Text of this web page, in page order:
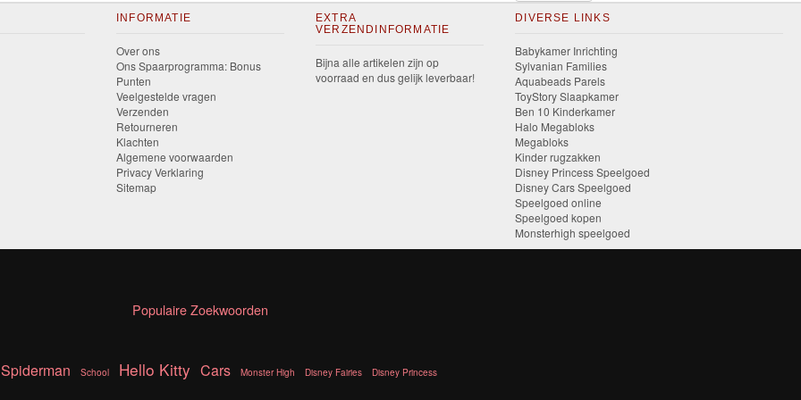
INFORMATIE
Over ons
Ons Spaarprogramma: Bonus
Punten
Veelgestelde vragen
Verzenden
Retourneren
Klachten
Algemene voorwaarden
Privacy Verklaring
Sitemap
EXTRA
VERZENDINFORMATIE
Bijna alle artikelen zijn op
voorraad en dus gelijk leverbaar!
DIVERSE LINKS
Babykamer Inrichting
Sylvanian Families
Aquabeads Parels
ToyStory Slaapkamer
Ben 10 Kinderkamer
Halo Megabloks
Megabloks
Kinder rugzakken
Disney Princess Speelgoed
Disney Cars Speelgoed
Speelgoed online
Speelgoed kopen
Monsterhigh speelgoed
Populaire Zoekwoorden
Spiderman School Hello Kitty Cars Monster High Disney Fairies Disney Princess